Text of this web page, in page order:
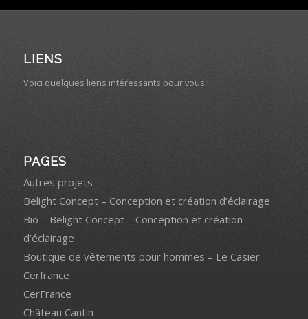
LIENS
Voici quelques liens intéressants pour vous !
PAGES
Autres projets
Belight Concept – Conception et création d’éclairage
Bio – Belight Concept – Conception et création
d’éclairage
Boutique de vêtements pour hommes – Le Casier
Cerfrance
CerFrance
Château Cantin